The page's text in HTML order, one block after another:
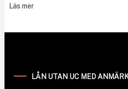
Läs mer
LÅN UTAN UC MED